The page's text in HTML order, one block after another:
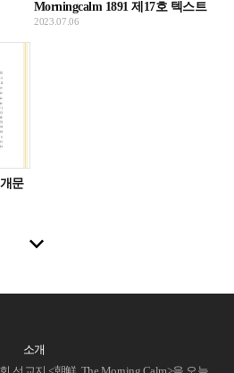
Morningcalm 1891 제17호 텍스트
2023.07.06
문
소개